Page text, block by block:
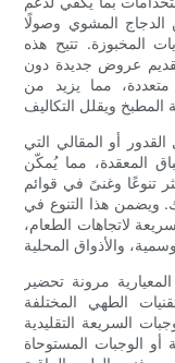
المشوي وصولًا
المخبوزة. تتيح هذه
عروض جديدة دون
مما يزيد من
أو المقالي التي
المعقدة، مما يُمكّن
تنوعًا وغنىً في قوائم
ويضمن هذا التنوع في
لاتجاهات الطعام،
مرونة تحضير
الطهي المختلفة
السريعة التقليدية
أو الوجبات المستوحاة